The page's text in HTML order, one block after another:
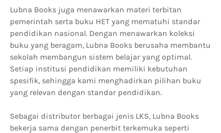
Lubna Books juga menawarkan materi terbitan
pemerintah serta buku HET yang mematuhi standar
pendidikan nasional. Dengan menawarkan koleksi
buku yang beragam, Lubna Books berusaha membantu
sekolah membangun sistem belajar yang optimal.
Setiap institusi pendidikan memiliki kebutuhan
spesifik, sehingga kami menghadirkan pilihan buku
yang relevan dengan standar pendidikan.
Sebagai distributor berbagai jenis LKS, Lubna Books
bekerja sama dengan penerbit terkemuka seperti